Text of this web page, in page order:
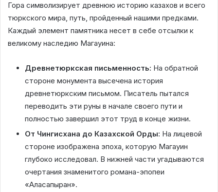
Гора символизирует древнюю историю казахов и всего
тюркского мира, путь, пройденный нашими предками.
Каждый элемент памятника несет в себе отсылки к
великому наследию Магауина:
Древнетюркская письменность: На обратной
стороне монумента высечена история
древнетюркским письмом. Писатель пытался
переводить эти руны в начале своего пути и
полностью завершил этот труд в конце жизни.
От Чингисхана до Казахской Орды: На лицевой
стороне изображена эпоха, которую Магауин
глубоко исследовал. В нижней части угадываются
очертания знаменитого романа-эпопеи
«Аласапыран».